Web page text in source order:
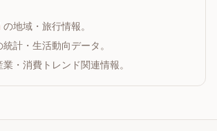
の地域・旅行情報。
統計・生活動向データ。
業・消費トレンド関連情報。